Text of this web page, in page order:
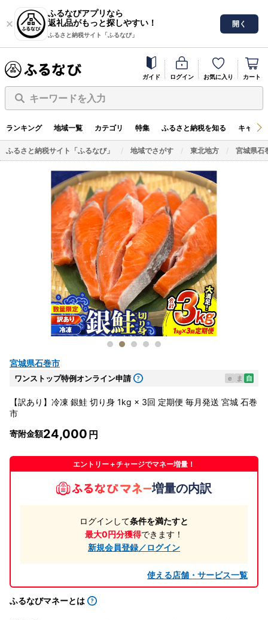
ふるなびアプリなら
返礼品がもっと探しやすい！
ふるさと納税サイト「ふるなび」
開く
ガイド ログイン お気に入り カート
キーワードを入力
ランキング 地域一覧 カテゴリ 特集 ふるさと納税を知る キャン
ふるさと納税サイト「ふるなび」 地域でさがす 東北地方 宮城県石
宮城県石巻市
ワンストップ特例オンライン申請 e ま 自
【訳あり】冷凍 銀鮭 切り身 1kg × 3回 定期便 毎月発送 宮城 石巻
市
寄附金額24,000
エントリー＋チャージでマネー増量！
増量の内訳
ログインして条件を満たすと
最大0円分獲得できます！
新規会員登録／ログイン
使える店舗・サービス一覧
ふるなびマネーとは